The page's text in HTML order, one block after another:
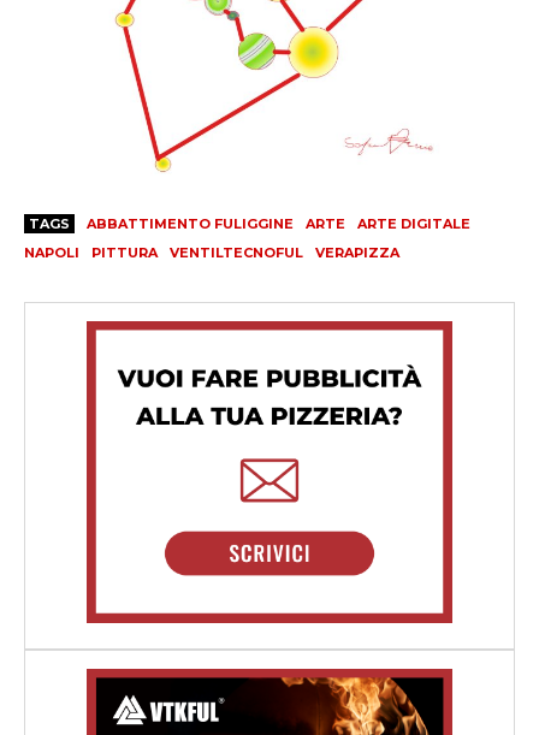
TAGS ABBATTIMENTO FULIGGINE ARTE
ARTE DIGITALE
NAPOLI
PITTURA VENTILTECNOFUL VERAPIZZA